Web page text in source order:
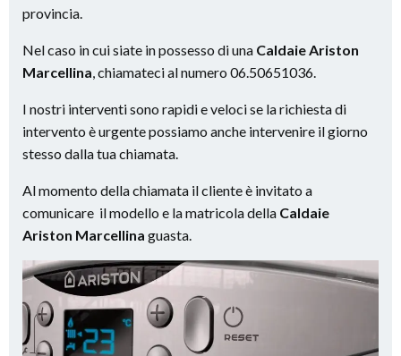
provincia.
Nel caso in cui siate in possesso di una Caldaie Ariston
Marcellina , chiamateci al numero 06.50651036.
I nostri interventi sono rapidi e veloci se la richiesta di
intervento è urgente possiamo anche intervenire il giorno
stesso dalla tua chiamata.
Al momento della chiamata il cliente è invitato a
comunicare il modello e la matricola della Caldaie
Ariston Marcellina guasta.